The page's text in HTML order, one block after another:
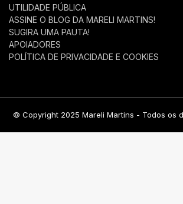
UTILIDADE PÚBLICA
ASSINE O BLOG DA MARELI MARTINS!
SUGIRA UMA PAUTA!
APOIADORES
POLÍTICA DE PRIVACIDADE E COOKIES
© Copyright 2025 Mareli Martins - Todos os